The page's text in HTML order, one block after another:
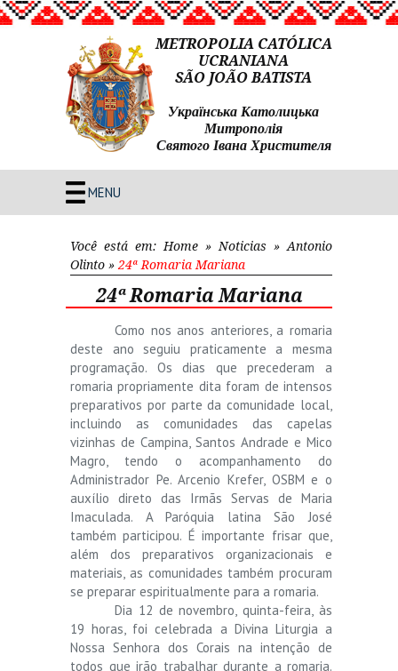
METROPOLIA CATÓLICA
UCRANIANA
SÃO JOÃO BATISTA
Українська Католицька
Митрополія
Святого Івана Христителя
MENU
Você está em: Home » Noticias » Antonio
Olinto » 24ª Romaria Mariana
24ª Romaria Mariana
Como nos anos anteriores, a romaria
deste ano seguiu praticamente a mesma
programação. Os dias que precederam a
romaria propriamente dita foram de intensos
preparativos por parte da comunidade local,
incluindo as comunidades das capelas
vizinhas de Campina, Santos Andrade e Mico
Magro, tendo o acompanhamento do
Administrador Pe. Arcenio Krefer, OSBM e o
auxílio direto das Irmãs Servas de Maria
Imaculada. A Paróquia latina São José
também participou. É importante frisar que,
além dos preparativos organizacionais e
materiais, as comunidades também procuram
se preparar espiritualmente para a romaria.
Dia 12 de novembro, quinta-feira, às
19 horas, foi celebrada a Divina Liturgia a
Nossa Senhora dos Corais na intenção de
todos que irão trabalhar durante a romaria.